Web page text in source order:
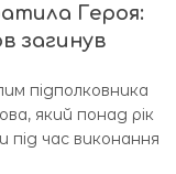
Героя:
загинув
підполковника
який понад рік
під час виконання